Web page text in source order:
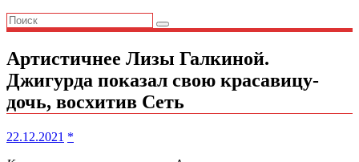
Артистичнее Лизы Галкиной.
Джигурда показал свою красавицу-
дочь, восхитив Сеть
22.12.2021 *